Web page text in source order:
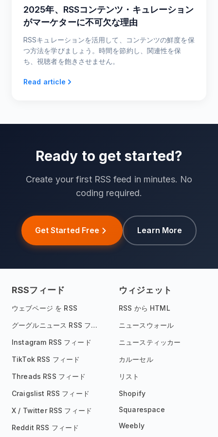
2025年、RSSコンテンツ・キュレーション
がマーケターに不可欠な理由
RSSキュレーションを活用して、コンテンツの鮮度を保
つ方法を学びましょう。時間を節約し、関連性を保
ち、視聴者を飽きさせません。
Read article
Ready to get started?
Create your first RSS feed in minutes. No
coding required.
Get Started Free Learn More
RSSフィード
ウェブページ を RSS
グーグルニュース RSS フィード
Instagram RSS フィード
TikTok RSS フィード
Threads RSS フィード
Craigslist RSS フィード
X / Twitter RSS フィード
Reddit RSS フィード
ウィジェット
RSS から HTML
ニュースウォール
ニュースティッカー
カルーセル
リスト
Shopify
Squarespace
Weebly